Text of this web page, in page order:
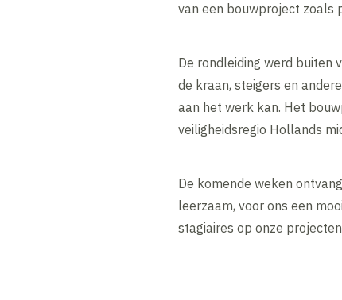
van een bouwproject zoals
De rondleiding werd buiten
de kraan, steigers en
aan het werk kan. Het
veiligheidsregio Hollands
De komende weken
leerzaam, voor ons een
stagiaires op onze